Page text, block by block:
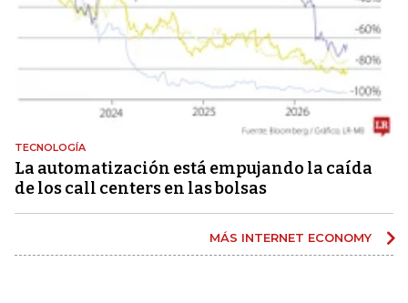
TECNOLOGÍA
La automatización está empujando la caída
de los call centers en las bolsas
MÁS INTERNET ECONOMY